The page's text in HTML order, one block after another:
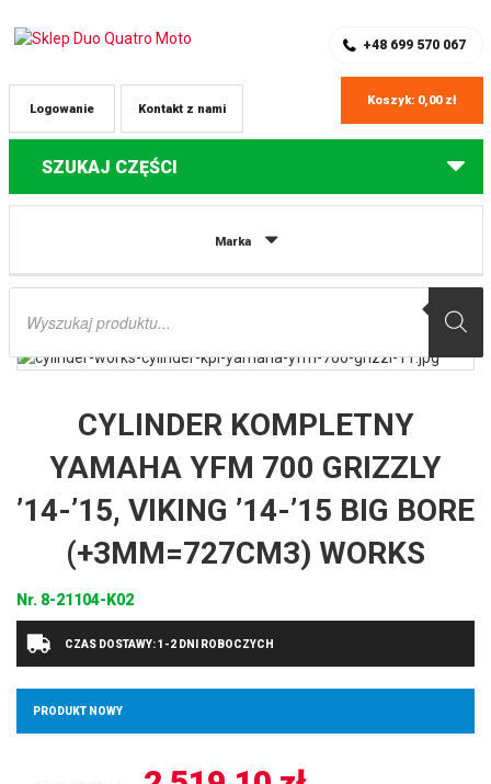
+48 699 570 067
Kontakt z nami
Logowanie
Koszyk: 0,00 zł
SZUKAJ CZĘŚCI
Marka
Wyszukiwarka
Części do quadów Yamaha
WORKS
CYLINDER KOMPLETNY
YAMAHA YFM 700 GRIZZLY
’14-’15, VIKING ’14-’15 BIG BORE
(+3MM=727CM3) WORKS
Nr. 8-21104-K02
CZAS DOSTAWY: 1-2 DNI ROBOCZYCH
PRODUKT NOWY